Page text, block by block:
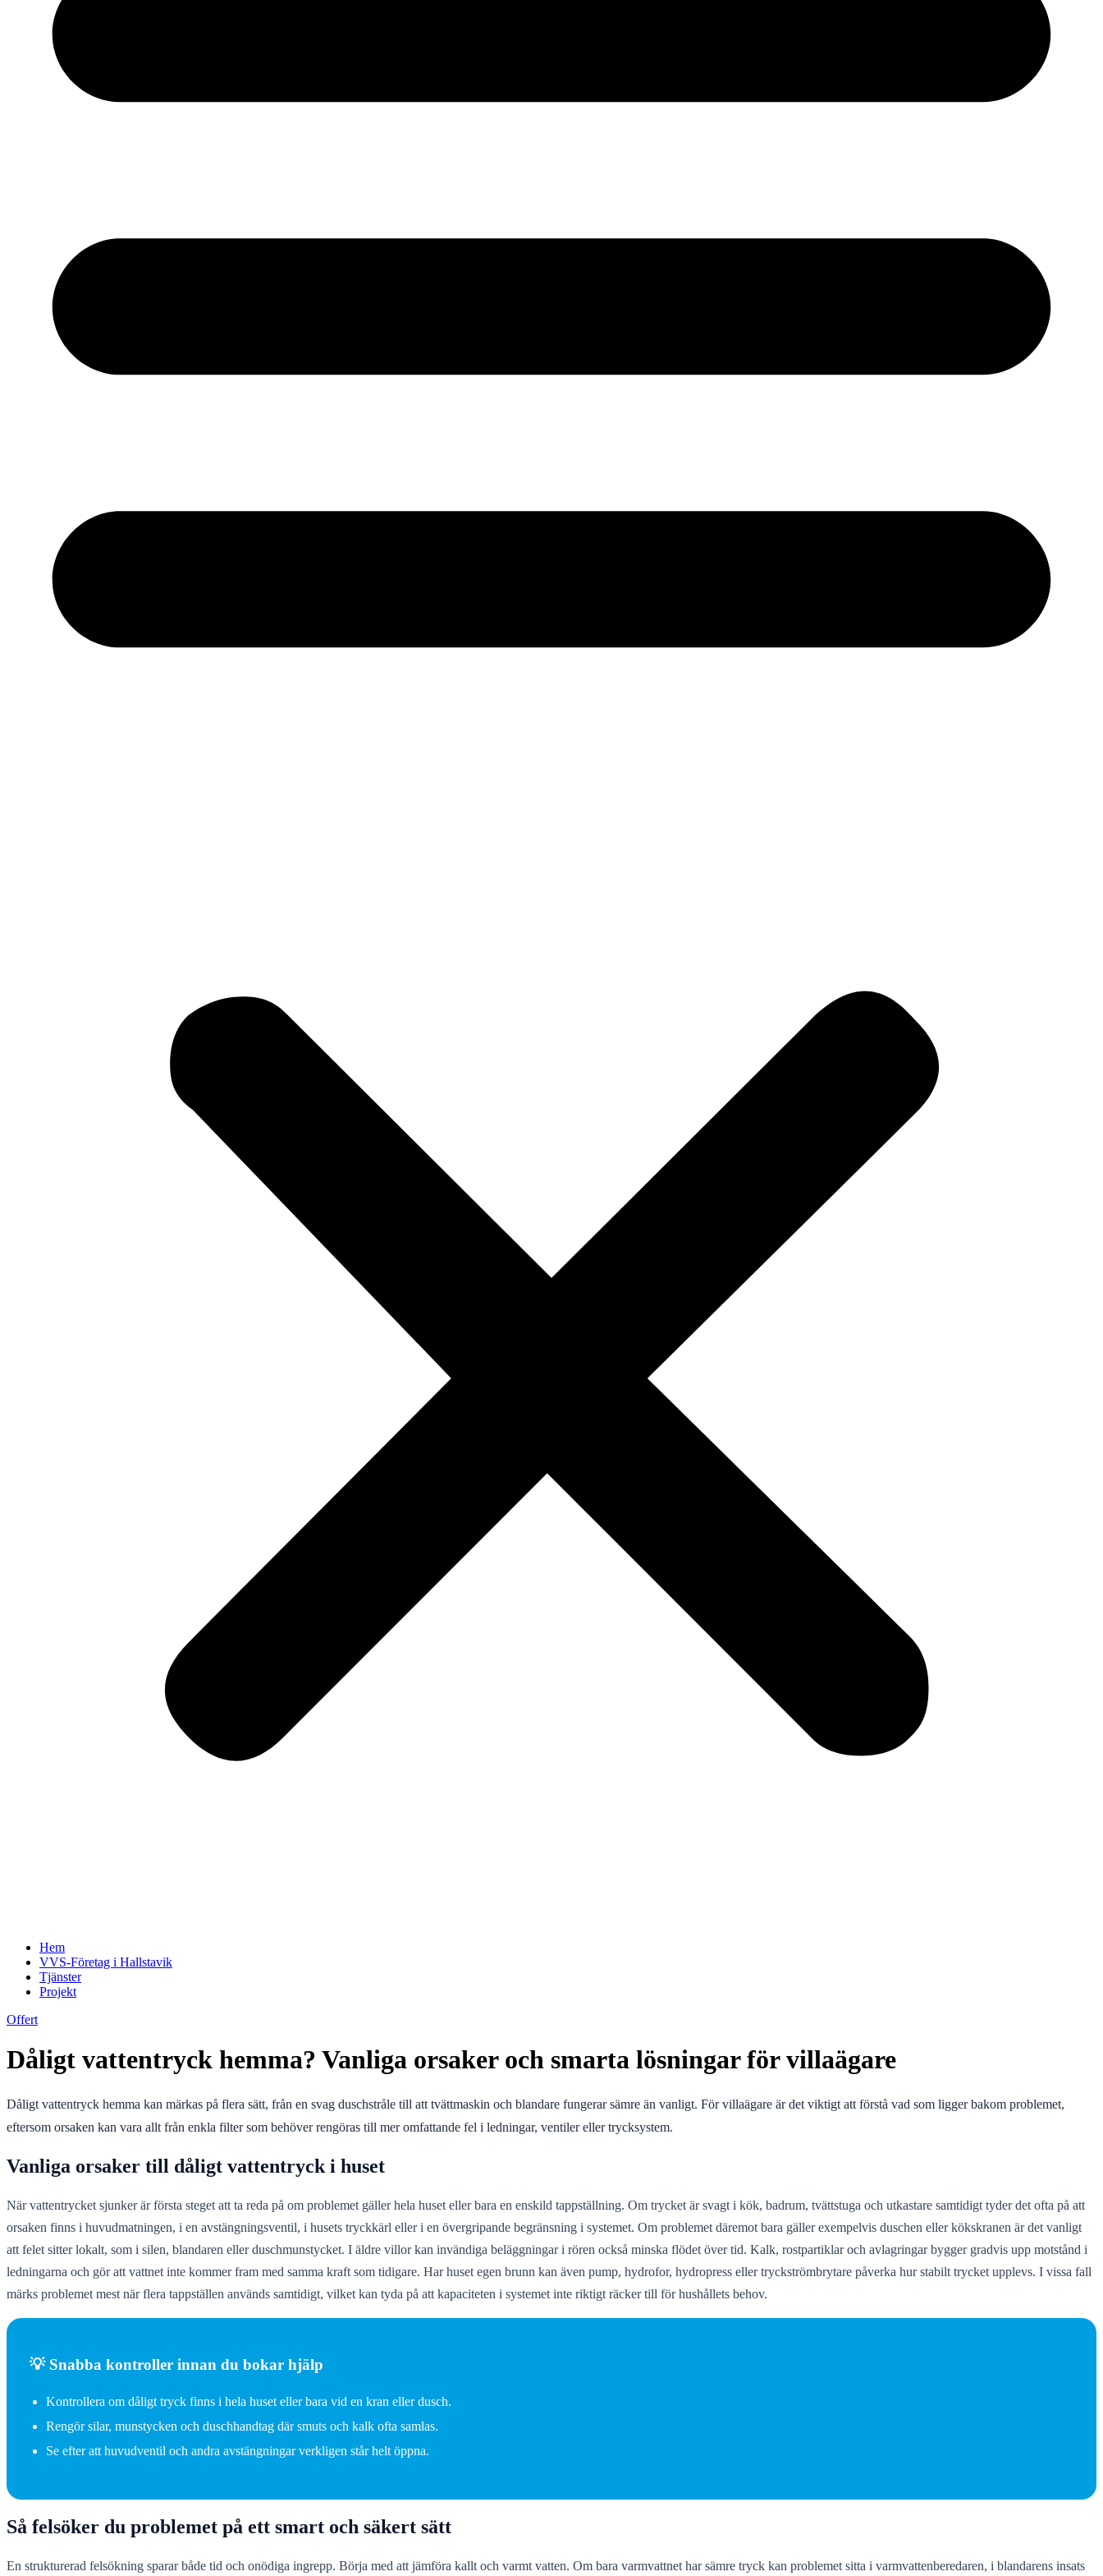
Hem
VVS-Företag i Hallstavik
Tjänster
Projekt
Offert
Dåligt vattentryck hemma? Vanliga orsaker och smarta lösningar för villaägare
Dåligt vattentryck hemma kan märkas på flera sätt, från en svag duschstråle till att tvättmaskin och blandare fungerar sämre än vanligt. För villaägare är det viktigt att förstå vad som ligger bakom problemet,
eftersom orsaken kan vara allt från enkla filter som behöver rengöras till mer omfattande fel i ledningar, ventiler eller trycksystem.
Vanliga orsaker till dåligt vattentryck i huset
När vattentrycket sjunker är första steget att ta reda på om problemet gäller hela huset eller bara en enskild tappställning. Om trycket är svagt i kök, badrum, tvättstuga och utkastare samtidigt tyder det ofta på att
orsaken finns i huvudmatningen, i en avstängningsventil, i husets tryckkärl eller i en övergripande begränsning i systemet. Om problemet däremot bara gäller exempelvis duschen eller kökskranen är det vanligt
att felet sitter lokalt, som i silen, blandaren eller duschmunstycket. I äldre villor kan invändiga beläggningar i rören också minska flödet över tid. Kalk, rostpartiklar och avlagringar bygger gradvis upp motstånd i
ledningarna och gör att vattnet inte kommer fram med samma kraft som tidigare. Har huset egen brunn kan även pump, hydrofor, hydropress eller tryckströmbrytare påverka hur stabilt trycket upplevs. I vissa fall
märks problemet mest när flera tappställen används samtidigt, vilket kan tyda på att kapaciteten i systemet inte riktigt räcker till för hushållets behov.
💡 Snabba kontroller innan du bokar hjälp
Kontrollera om dåligt tryck finns i hela huset eller bara vid en kran eller dusch.
Rengör silar, munstycken och duschhandtag där smuts och kalk ofta samlas.
Se efter att huvudventil och andra avstängningar verkligen står helt öppna.
Så felsöker du problemet på ett smart och säkert sätt
En strukturerad felsökning sparar både tid och onödiga ingrepp. Börja med att jämföra kallt och varmt vatten. Om bara varmvattnet har sämre tryck kan problemet sitta i varmvattenberedaren, i blandarens insats